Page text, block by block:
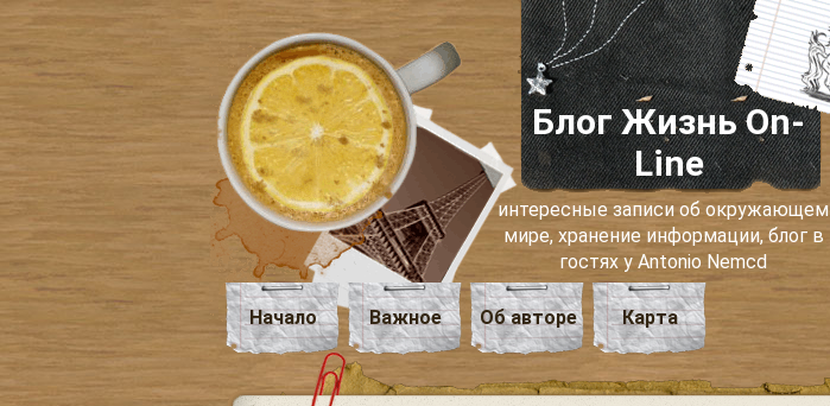
Блог Жизнь On-
Line
интересные записи об окружающем
мире, хранение информации, блог в
гостях у Antonio Nemcd
Начало Важное Об авторе Карта